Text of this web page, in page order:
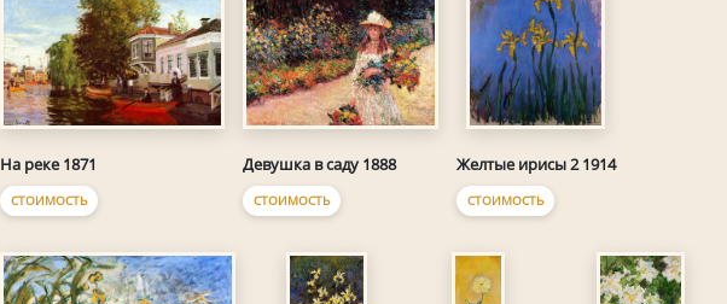
На реке 1871
СТОИМОСТЬ
Девушка в саду 1888
СТОИМОСТЬ
Желтые ирисы 2 1914
СТОИМОСТЬ